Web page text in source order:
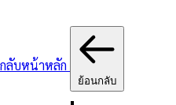
กลับหน้าหลัก
ย้อนกลับ